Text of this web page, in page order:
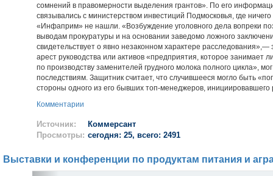
сомнений в правомерности выделения грантов». По его
связывались с министерством инвестиций Подмосковья, где
«Инфаприм» не нашли. «Возбуждение уголовного дела вопреки
выводам прокуратуры и на основании заведомо ложного
свидетельствует о явно незаконном характере
арест руководства или активов «предприятия, которое занимает
по производству заменителей грудного молока полного цикла»,
последствиям. Защитник считает, что случившееся могло быть
стороны одного из его бывших топ-менеджеров, инициировавшего
Комментарии
Источник:
Коммерсант
Просмотры: сегодня: 25, всего: 2491
Выставки и конференции по продуктам питания и